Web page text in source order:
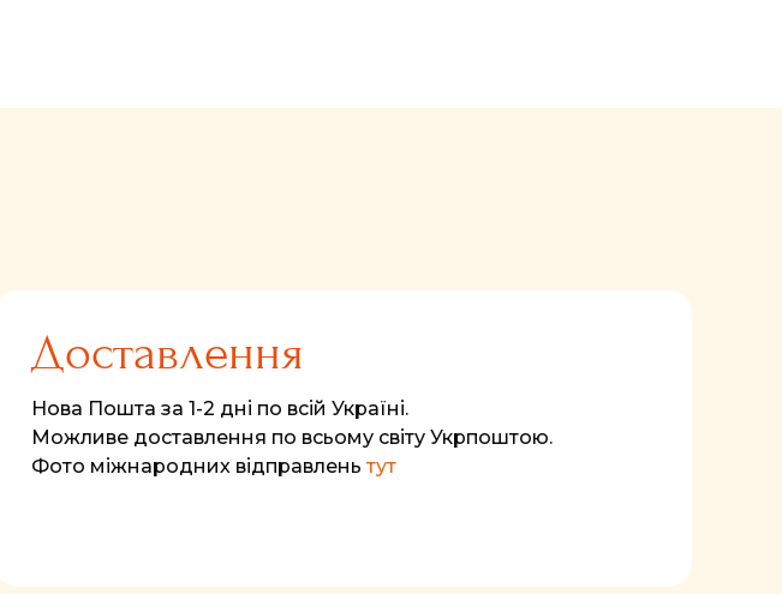
Нова Пошта за 1-2 дні по всій Україні.
Можливе доставлення по всьому світу Укрпоштою.
Фото міжнародних відправленьтут
Доставлення